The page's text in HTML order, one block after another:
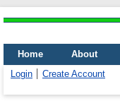
Home About
Login
Create Account